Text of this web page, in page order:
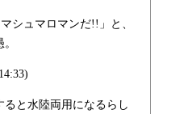
シュマロマンだ!!」と、
と水陸両用になるらし